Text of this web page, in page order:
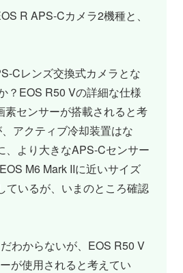
R APS-Cカメラ2機種と、
Cレンズ交換式カメラとな
？EOS R50 Vの詳細な仕様
センサーが搭載されると考
アクティブ冷却装置はな
、より大きなAPS-Cセンサー
M6 Mark IIに近いサイズ
ているが、いまのところ確認
わからないが、EOS R50 V
が使用されると考えてい